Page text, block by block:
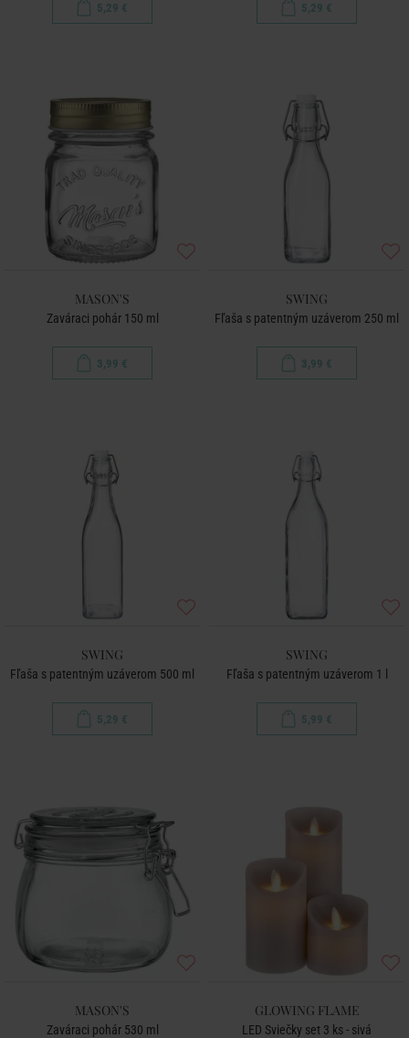
5,29 € 5,29 €
MASON'S
Zaváraci pohár 150 ml
3,99 €
SWING
Fľaša s patentným uzáverom 250 ml
3,99 €
SWING
Fľaša s patentným uzáverom 500 ml
5,29 €
SWING
Fľaša s patentným uzáverom 1 l
5,99 €
MASON'S
Zaváraci pohár 530 ml
GLOWING FLAME
LED Sviečky set 3 ks - sivá